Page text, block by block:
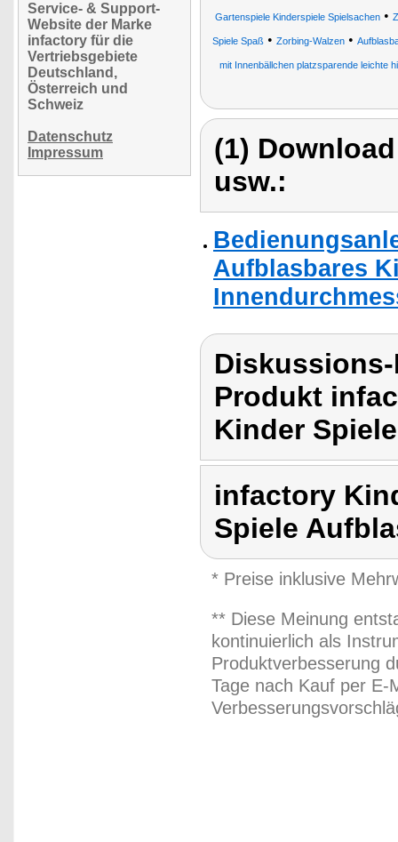
Service- & Support-
Website der Marke
infactory für die
Vertriebsgebiete
Deutschland,
Österreich und
Schweiz
Datenschutz
Impressum
Gartenspiele Kinderspiele Spielsachen •
Spiele Spaß• Zorbing-Walzen•
mit Innenbällchen platzsparende leichte
(1)
usw.:
Aufblasbares
Produkt
Kinder
infactory
Spiele
* Preise inklusive
** Diese Meinung
kontinuierlich als
Produktverbesserung
Tage nach Kauf per E-